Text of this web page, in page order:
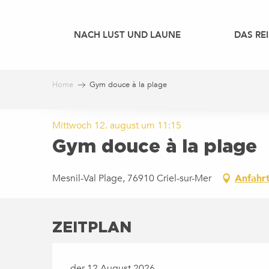
NACH LUST UND LAUNE DAS
Home Gym douce à la plage
Mittwoch 12. august um 11:15
Gym douce à la plage
Mesnil-Val Plage, 76910 Criel-sur-Mer
ZEITPLAN